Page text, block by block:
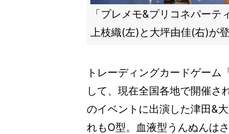
「プレメモ&プリコネパー
上枝織(左)と大坪由佳(右)が
トレーディングカードゲーム
して、現在全国各地で開催さ
のイベントに出演した津田&
れもO型。血液型うんぬんは